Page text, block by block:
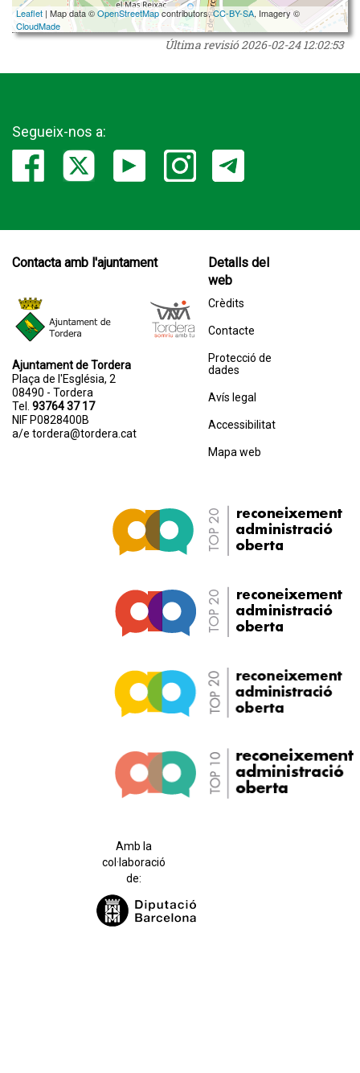
Leaflet | Map data ©OpenStreetMapcontributors,CC-BY-SA, Imagery ©
CloudMade
Última revisió2026-02-24 12:02:53
Segueix-nos a:
Contacta amb l'ajuntament
Ajuntament de Tordera
Plaça de l'Església, 2
08490 - Tordera
Tel. 93764 37 17
NIF P0828400B
a/e tordera@tordera.cat
Detalls del
web
Crèdits
Contacte
Protecció de
dades
Avís legal
Accessibilitat
Mapa web
Amb la
col·laboració
de: